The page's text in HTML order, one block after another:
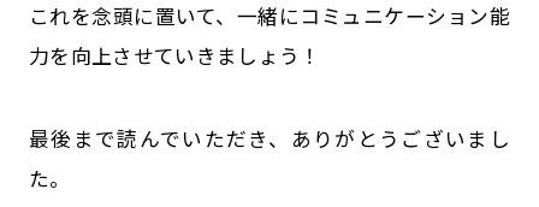
これを念頭に置いて、一緒にコミュニケーション能
力を向上させていきましょう！
最後まで読んでいただき、ありがとうございまし
た。